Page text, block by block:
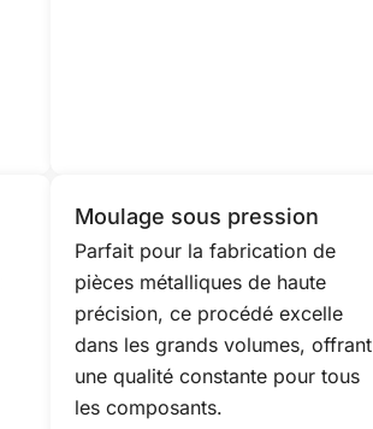
Moulage sous pression
Parfait pour la fabrication de
pièces métalliques de haute
précision, ce procédé excelle
dans les grands volumes, offrant
une qualité constante pour tous
les composants.